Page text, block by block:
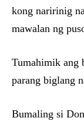
kong naririnig
mawalan ng
Tumahimik ang
parang biglang
Bumaling si